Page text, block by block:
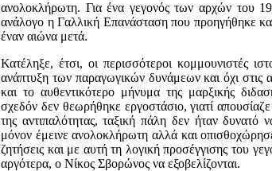
ανολοκλήρωτη. Για ένα γεγονός των αρχών του 19
ανάλογο η Γαλλική Επανάσταση που προηγήθηκε
έναν αιώνα μετά.
Κατέληξε, έτσι, οι περισσότεροι κομμουνιστές
ανάπτυξη των παρα­γωγικών δυνάμεων και όχι στις
και το αυθεντικότερο μήνυμα της μαρξικής
σχεδόν δεν θεωρήθηκε εργοστάσιο, γιατί
της αντιπαλότητας, τα­ξική πάλη δεν ήταν δυνατό
μόνον έμεινε ανολοκλήρωτη αλλά και
ζητήσεις και με αυτή τη λογική προσέγγισης του
αργότερα, ο Νίκος Σβορώνος να εξοβελίζονται.